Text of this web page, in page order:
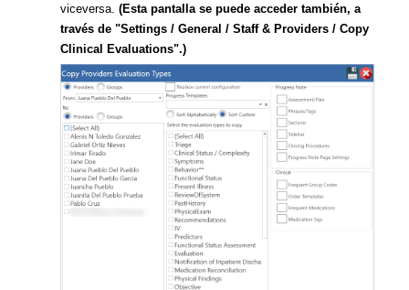
viceversa. (Esta pantalla se puede acceder también, a
través de "Settings / General / Staff & Providers / Copy
Clinical Evaluations".)